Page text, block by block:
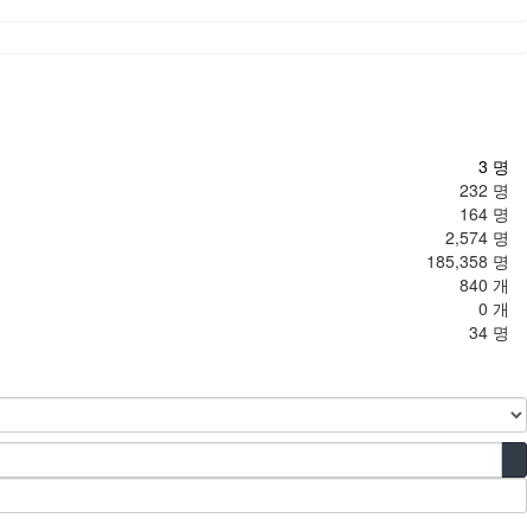
3 명
232 명
164 명
2,574 명
185,358 명
840 개
0 개
34 명